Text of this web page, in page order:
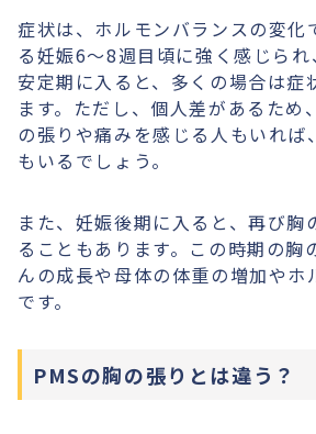
症状は、ホルモンバランスの変化
る妊娠6〜8週目頃に強く感じら
安定期に入ると、多くの場合は症
ます。ただし、個人差があるため
の張りや痛みを感じる人もいれば
もいるでしょう。
また、妊娠後期に入ると、再び胸
ることもあります。この時期の胸
んの成長や母体の体重の増加やホ
です。
PMSの胸の張りとは違う？